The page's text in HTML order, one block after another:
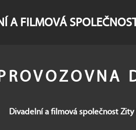
A FILMOVÁ
Divadelní a filmová společnost